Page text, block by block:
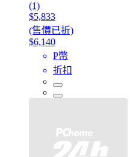
(1)
$5,833
(售價已折)
$6,140
P幣
折扣